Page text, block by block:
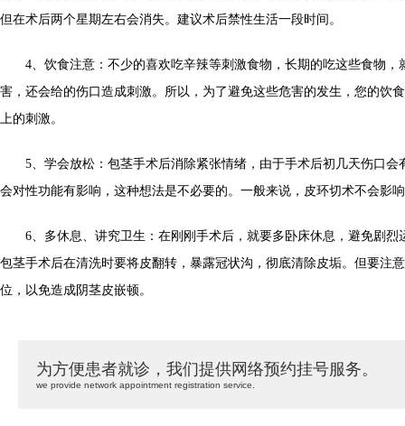
但在术后两个星期左右会消失。建议术后禁性生活一段时间。
4、饮食注意：不少的喜欢吃辛辣等刺激食物，长期的吃这些食物，
害，还会给的伤口造成刺激。所以，为了避免这些危害的发生，您的饮
上的刺激。
5、学会放松：包茎手术后消除紧张情绪，由于手术后初几天伤口会
会对性功能有影响，这种想法是不必要的。一般来说，皮环切术不会影
6、多休息、讲究卫生：在刚刚手术后，就要多卧床休息，避免剧烈
包茎手术后在清洗时要将皮翻转，暴露冠状沟，彻底清除皮垢。但要注
位，以免造成阴茎皮嵌顿。
为方便患者就诊，我们提供网络预约挂号服务。
we provide network appointment registration service.